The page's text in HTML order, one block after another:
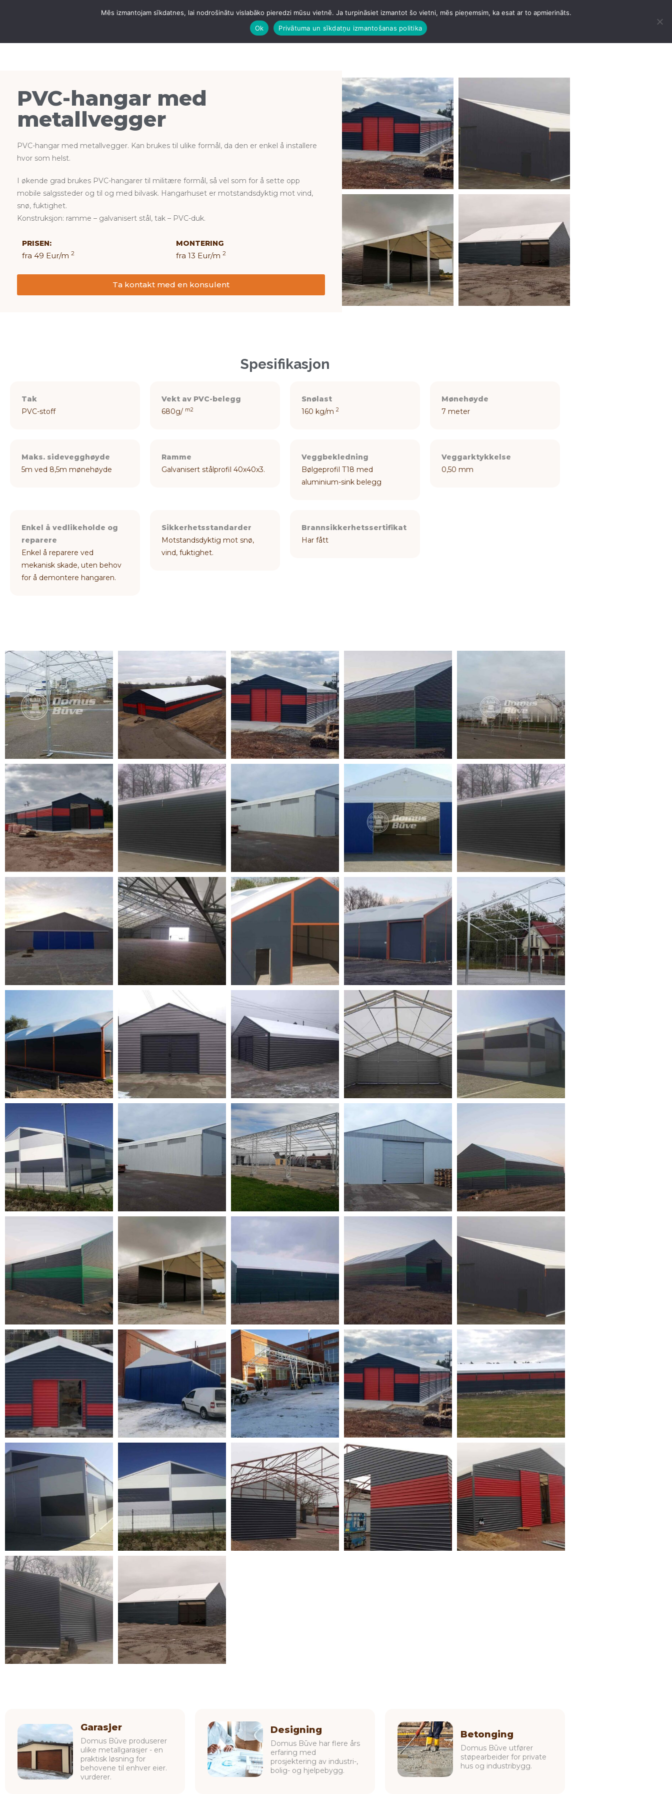
HANGARER BETONGING TAK VAIRĀK PAKALPOJUMI
PVC-hangar med
metallvegger
PVC-hangar med metallvegger. Kan brukes til ulike formål, da den er enkel å installere
hvor som helst.
I økende grad brukes PVC-hangarer til militære formål, så vel som for å sette opp
mobile salgssteder og til og med bilvask. Hangarhuset er motstandsdyktig mot vind,
snø, fuktighet.
Konstruksjon: ramme – galvanisert stål, tak – PVC-duk.
PRISEN:
fra 49 Eur/m2
MONTERING
fra 13 Eur/m 2
Ta kontakt med en konsulent
Spesifikasjon
Tak
PVC-stoff
Vekt av PVC-belegg
680g/ m2
Snølast
160 kg/m 2
Mønehøyde
7 meter
Maks. sidevegghøyde
5m ved 8,5m mønehøyde
Ramme
Galvanisert stålprofil 40x40x3.
Veggbekledning
Bølgeprofil T18 med
aluminium-sink belegg
Veggarktykkelse
0,50 mm
Enkel å vedlikeholde og
reparere
Enkel å reparere ved
mekanisk skade, uten behov
for å demontere hangaren.
Sikkerhetsstandarder
Motstandsdyktig mot snø,
vind, fuktighet.
Brannsikkerhetssertifikat
Har fått
Garasjer
Domus Būve produserer
ulike metallgarasjer - en
praktisk løsning for
behovene til enhver eier.
vurderer.
Designing
Domus Būve har flere års
erfaring med
prosjektering av industri-,
bolig- og hjelpebygg.
Betonging
Domus Būve utfører
støpearbeider for private
hus og industribygg.
Mēs izmantojam sīkdatnes, lai nodrošinātu vislabāko pieredzi mūsu vietnē. Ja turpināsiet izmantot šo vietni, mēs pieņemsim, ka esat ar to apmierināts.
Ok
Privātuma un sīkdatņu izmantošanas politika